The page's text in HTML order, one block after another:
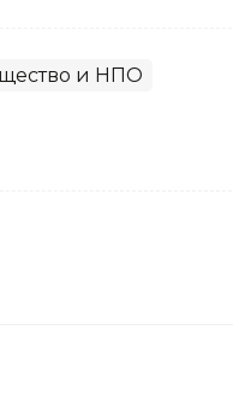
и НПО